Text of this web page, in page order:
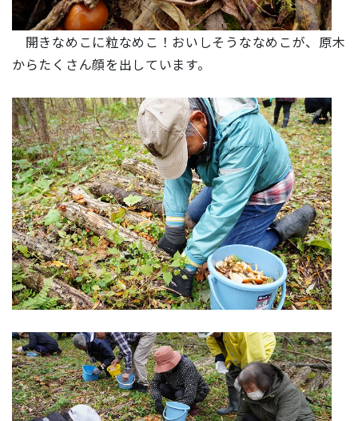
開きなめこに粒なめこ！おいしそうななめこが、原木
からたくさん顔を出しています。